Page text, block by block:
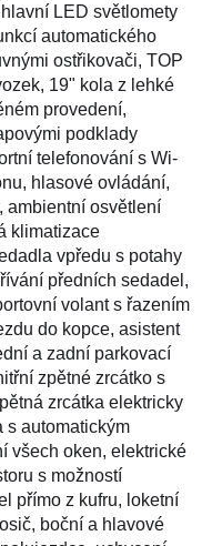
LED světlomety
automatického
ostřikovači, TOP
19" kola z lehké
provedení,
podklady
telefonování s Wi-
hlasové ovládání,
ambientní osvětlení
klimatizace
vpředu s potahy
předních sedadel,
volant s řazením
do kopce, asistent
a zadní parkovací
zpětné zrcátko s
zrcátka elektricky
s automatickým
všech oken, elektrické
s možností
přímo z kufru, loketní
boční a hlavové